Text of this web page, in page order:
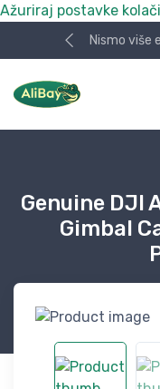
Ažuriraj postavke
Nismo više
Genuine DJI
Gimbal